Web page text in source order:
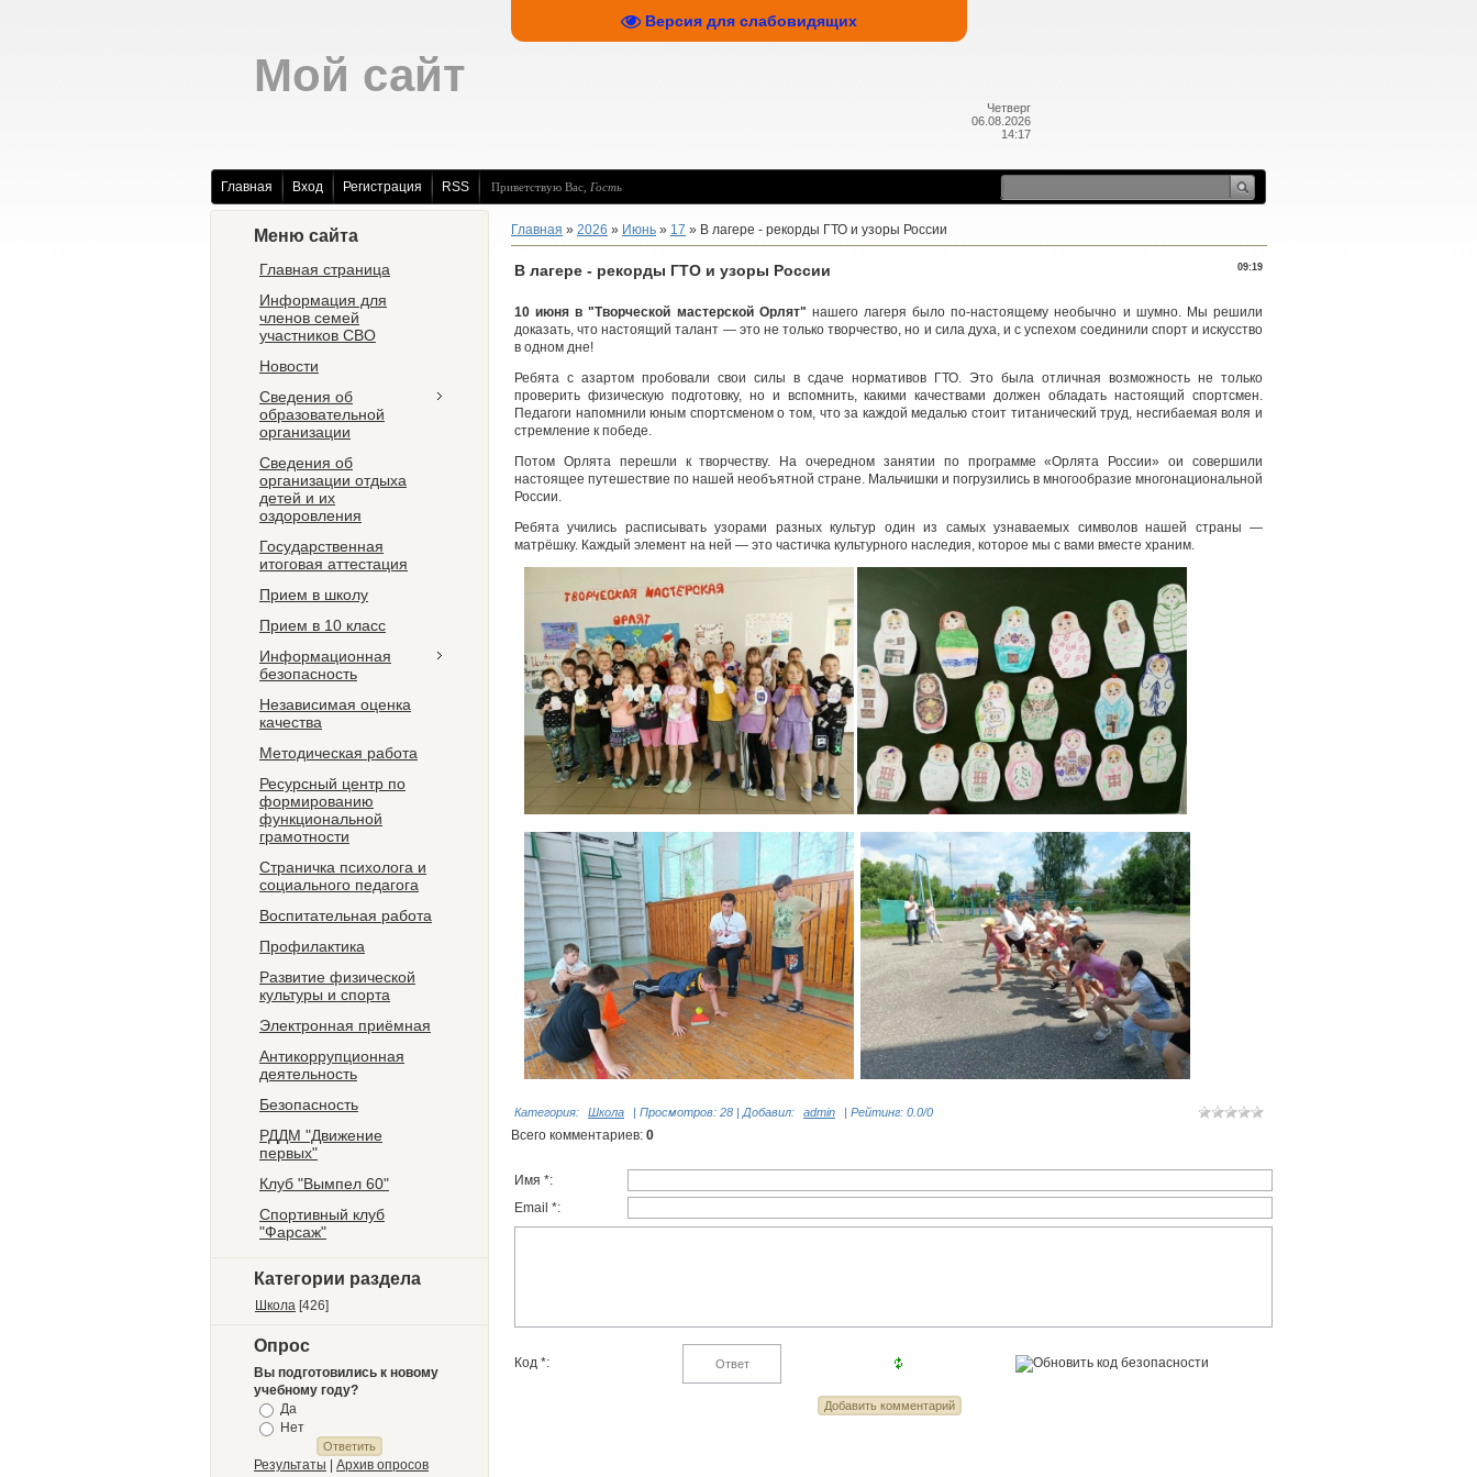
Версия для слабовидящих
Четверг
06.08.2026
14:17
Мой сайт
Главная Вход Регистрация RSS Приветствую Вас Гость
Меню сайта
Главная страница
Информация для
членов семей
участников СВО
Новости
Сведения об
образовательной
организации
Сведения об
организации отдыха
детей и их
оздоровления
Государственная
итоговая аттестация
Прием в школу
Прием в 10 класс
Информационная
безопасность
Независимая оценка
качества
Методическая работа
Ресурсный центр по
формированию
функциональной
грамотности
Страничка психолога и
социального педагога
Воспитательная работа
Профилактика
Развитие физической
культуры и спорта
Электронная приёмная
Антикоррупционная
деятельность
Безопасность
РДДМ "Движение
первых"
Клуб "Вымпел 60"
Спортивный клуб
"Фарсаж"
Категории раздела
Школа [426]
Опрос
Вы подготовились к новому
учебному году?
Да
Нет
Результаты | Архив опросов
Главная » 2026 » Июнь » 17 » В лагере - рекорды ГТО и узоры России
09:19
В лагере - рекорды ГТО и узоры России
10 июня в "Творческой мастерской Орлят" нашего лагеря было по-настоящему необычно и шумно. Мы решили
доказать, что настоящий талант — это не только творчество, но и сила духа, и с успехом соединили спорт и искусство
в одном дне!
Ребята с азартом пробовали свои силы в сдаче нормативов ГТО. Это была отличная возможность не только
проверить физическую подготовку, но и вспомнить, какими качествами должен обладать настоящий спортсмен.
Педагоги напомнили юным спортсменом о том, что за каждой медалью стоит титанический труд, несгибаемая воля и
стремление к победе.
Потом Орлята перешли к творчеству. На очередном занятии по программе «Орлята России» ои совершили
настоящее путешествие по нашей необъятной стране. Мальчишки и погрузились в многообразие многонациональной
России.
Ребята учились расписывать узорами разных культур один из самых узнаваемых символов нашей страны —
матрёшку. Каждый элемент на ней — это частичка культурного наследия, которое мы с вами вместе храним.
Категория: Школа | Просмотров: 28 | Добавил: admin | Рейтинг: 0.0/0
Всего комментариев: 0
Имя *:
Email *:
Код *: